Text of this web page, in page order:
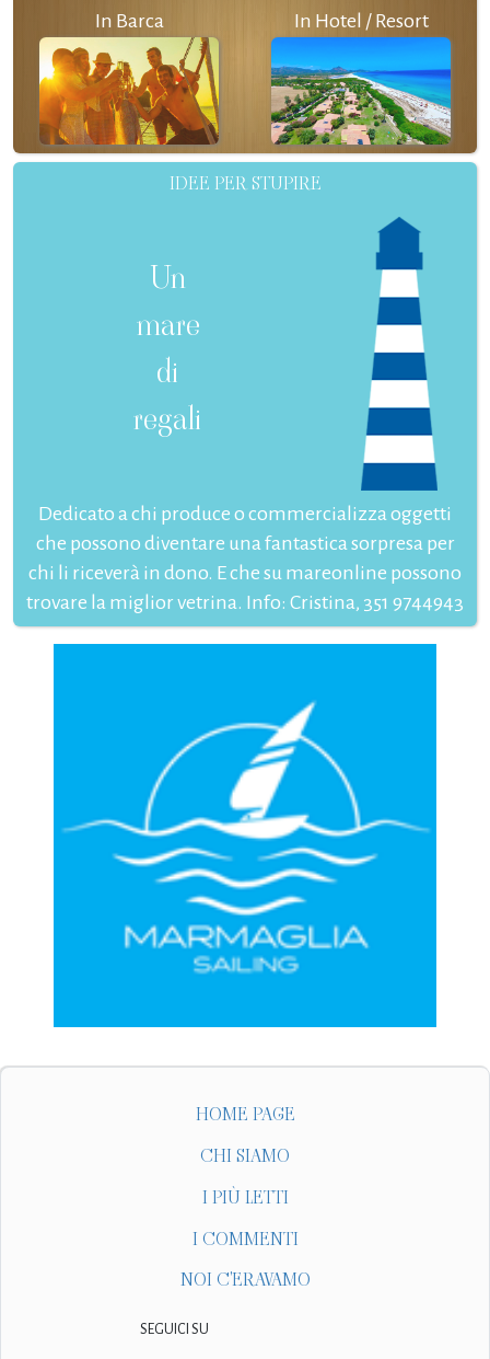
In Barca In Hotel / Resort
IDEE PER STUPIRE
Un
mare
di
regali
Dedicato a chi produce o commercializza oggetti
che possono diventare una fantastica sorpresa per
chi li riceverà in dono. E che su mareonline possono
trovare la miglior vetrina. Info: Cristina, 351 9744943
HOME PAGE
CHI SIAMO
I PIÙ LETTI
I COMMENTI
NOI C'ERAVAMO
SEGUICI SU